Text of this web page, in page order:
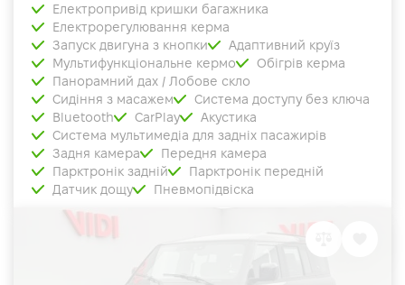
Електропривід кришки багажника
Електрорегулювання керма
Запуск двигуна з кнопки
Адаптивний круїз
Мультифункціональне кермо
Обігрів керма
Панорамний дах / Лобове скло
Сидіння з масажем
Система доступу без ключа
Bluetooth
CarPlay
Акустика
Система мультимедіа для задніх пасажирів
Задня камера
Передня камера
Парктронік задній
Парктронік передній
Датчик дощу
Пневмопідвіска